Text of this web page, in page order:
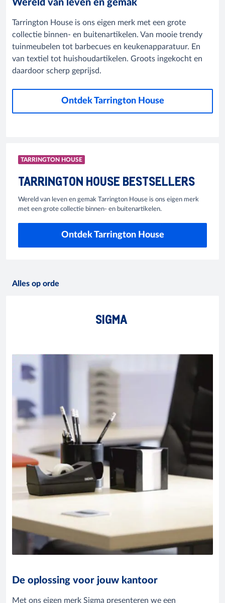
Wereld van leven en gemak
Tarrington House is ons eigen merk met een grote
collectie binnen- en buitenartikelen. Van mooie trendy
tuinmeubelen tot barbecues en keukenapparatuur. En
van textiel tot huishoudartikelen. Groots ingekocht en
daardoor scherp geprijsd.
Ontdek Tarrington House
TARRINGTON HOUSE
TARRINGTON HOUSE BESTSELLERS
Wereld van leven en gemak Tarrington House is ons eigen merk
met een grote collectie binnen- en buitenartikelen.
Ontdek Tarrington House
Alles op orde
SIGMA
De oplossing voor jouw kantoor
Met ons eigen merk Sigma presenteren we een